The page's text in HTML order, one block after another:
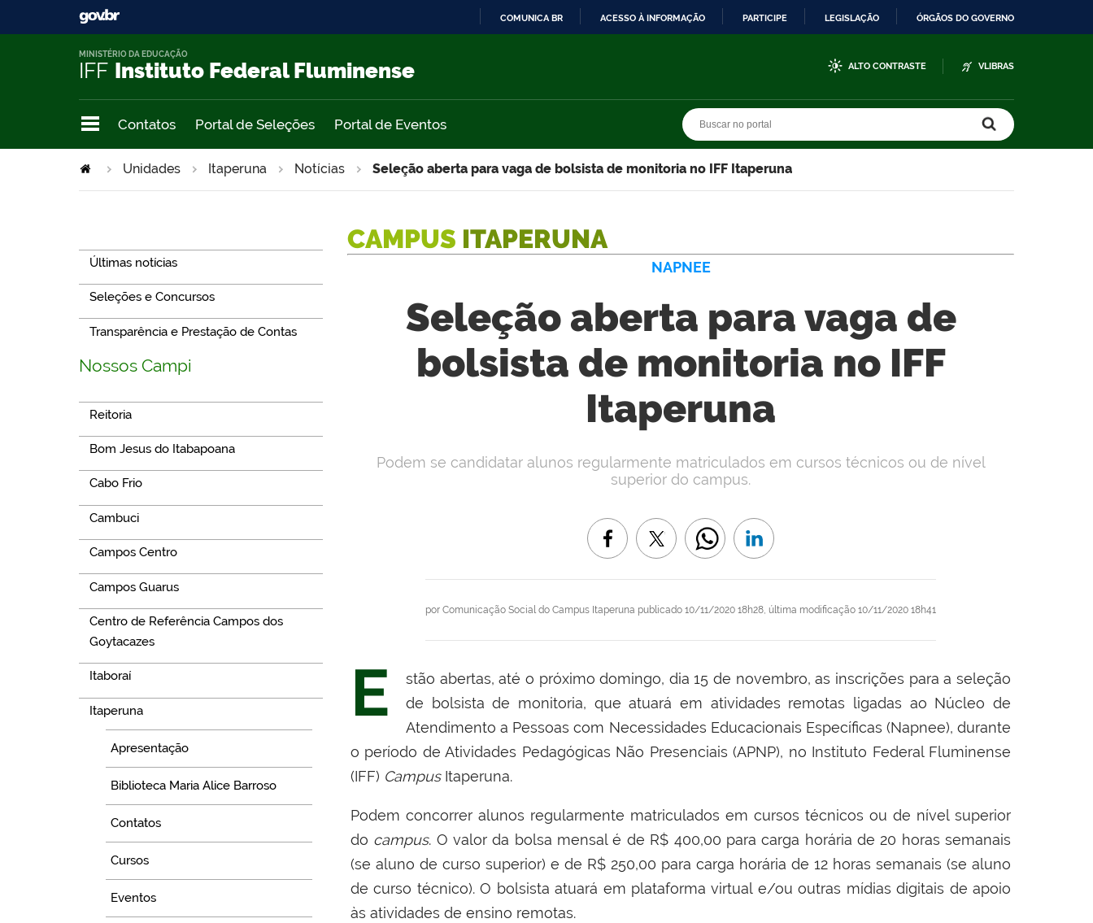
COMUNICA BR ACESSO À INFORMAÇÃO PARTICIPE LEGISLAÇÃO ÓRGÃOS DO GOVERNO
IFF Instituto Federal Fluminense
MINISTÉRIO DA EDUCAÇÃO
ALTO CONTRASTE VLIBRAS
Contatos Portal de Seleções Portal de Eventos
Unidades Itaperuna Notícias Seleção aberta para vaga de bolsista de monitoria no IFF Itaperuna
Últimas notícias
Seleções e Concursos
Transparência e Prestação de Contas
Nossos Campi
Reitoria
Bom Jesus do Itabapoana
Cabo Frio
Cambuci
Campos Centro
Campos Guarus
Centro de Referência Campos dos
Goytacazes
Itaboraí
Itaperuna
Apresentação
Biblioteca Maria Alice Barroso
Contatos
Cursos
Eventos
CAMPUS ITAPERUNA
NAPNEE
Seleção aberta para vaga de
bolsista de monitoria no IFF
Itaperuna
por Comunicação Social do Campus Itaperuna publicado 10/11/2020 18h28, última modificação 10/11/2020 18h41
Podem se candidatar alunos regularmente matriculados em cursos técnicos ou de nível
superior do campus.
E
stão abertas, até o próximo domingo, dia 15 de novembro, as inscrições para a seleção
de bolsista de monitoria, que atuará em atividades remotas ligadas ao Núcleo de
Atendimento a Pessoas com Necessidades Educacionais Específicas (Napnee), durante
o período de Atividades Pedagógicas Não Presenciais (APNP), no Instituto Federal Fluminense
(IFF) CampusItaperuna.
Podem concorrer alunos regularmente matriculados em cursos técnicos ou de nível superior
do campus. O valor da bolsa mensal é de R$ 400,00 para carga horária de 20 horas semanais
(se aluno de curso superior) e de R$ 250,00 para carga horária de 12 horas semanais (se aluno
de curso técnico). O bolsista atuará em plataforma virtual e/ou outras mídias digitais de apoio
às atividades de ensino remotas.